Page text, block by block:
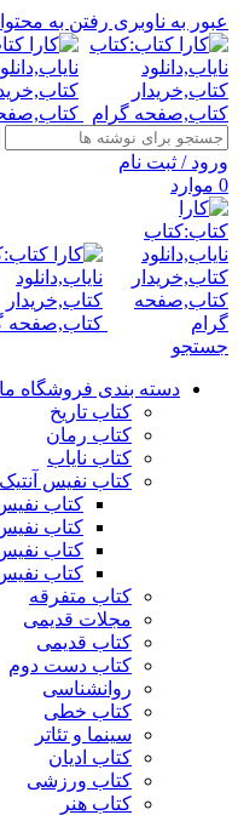
عبور به ناوبری رفتن به
ورود / ثبت نام
0 موارد
جستجو
دسته بندی فروشگاه ما
کتاب تاریخ
کتاب رمان
کتاب نایاب
کتاب نفیس آنتیک
کتاب
کتاب
کتاب
کتاب
کتاب متفرقه
مجلات قدیمی
کتاب قدیمی
کتاب دست دوم
روانشناسی
کتاب خطی
سینما و تئاتر
کتاب ادیان
کتاب ورزشی
کتاب هنر